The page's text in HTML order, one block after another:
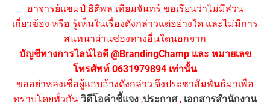
อาจารย์แชมป์ ธิติพล เทียมจันทร์ ขอเรียนว่าไม่มีส่วน
เกี่ยวข้อง หรือ รู้เห็นในเรื่องดังกล่าวแต่อย่างใด และไม่มีการ
สนทนาผ่านช่องทางอื่นใดนอกจาก
บัญชีทางการไลน์ไอดี @BrandingChamp และ หมายเลข
โทรศัพท์ 0631979894 เท่านั้น
ขออย่าหลงเชื่อผู้แอบอ้างดังกล่าว จึงประชาสัมพันธ์มาเพื่อ
ทราบโดยทั่วกัน วิดีโอคำชี้แจง ,ประกาศ, เอกสารสำนักงาน